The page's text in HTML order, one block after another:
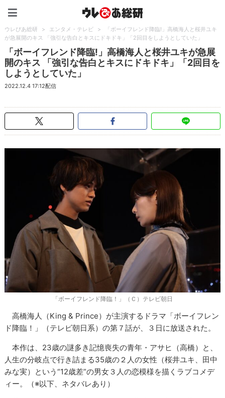
ウレぴあ総研 > エンタメ・テレビ >
「ボーイフレンド降臨!」高橋海人と桜井ユキ
が急展開のキス 「強引な告白とキスにドキドキ」「2回目をしようとしていた」
「ボーイフレンド降臨!」高橋海人と桜井ユキが急展
開のキス 「強引な告白とキスにドキドキ」「2回目を
しようとしていた」
2022.12.4 17:12配信
「ボーイフレンド降臨！」（Ｃ）テレビ朝日
高橋海人（King & Prince）が主演するドラマ「ボーイフレン
ド降臨！」（テレビ朝日系）の第７話が、３日に放送された。
本作は、23歳の謎多き記憶喪失の青年・アサヒ（高橋）と、
人生の分岐点で行き詰まる35歳の２人の女性（桜井ユキ、田中
みな実）という“12歳差”の男女３人の恋模様を描くラブコメデ
ィー。（※以下、ネタバレあり）